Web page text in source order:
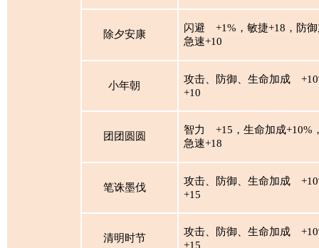
除夕安康
闪避
+1%，敏捷+18，防
急速+10
小年朝
攻击、防御、生命加成
+10
团团圆圆
智力
+15，生命加成+10%
急速+18
笔诛墨伐
攻击、防御、生命加成
+15
清明时节
攻击、防御、生命加成
+15